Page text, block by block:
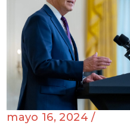
mayo 16, 2024 /